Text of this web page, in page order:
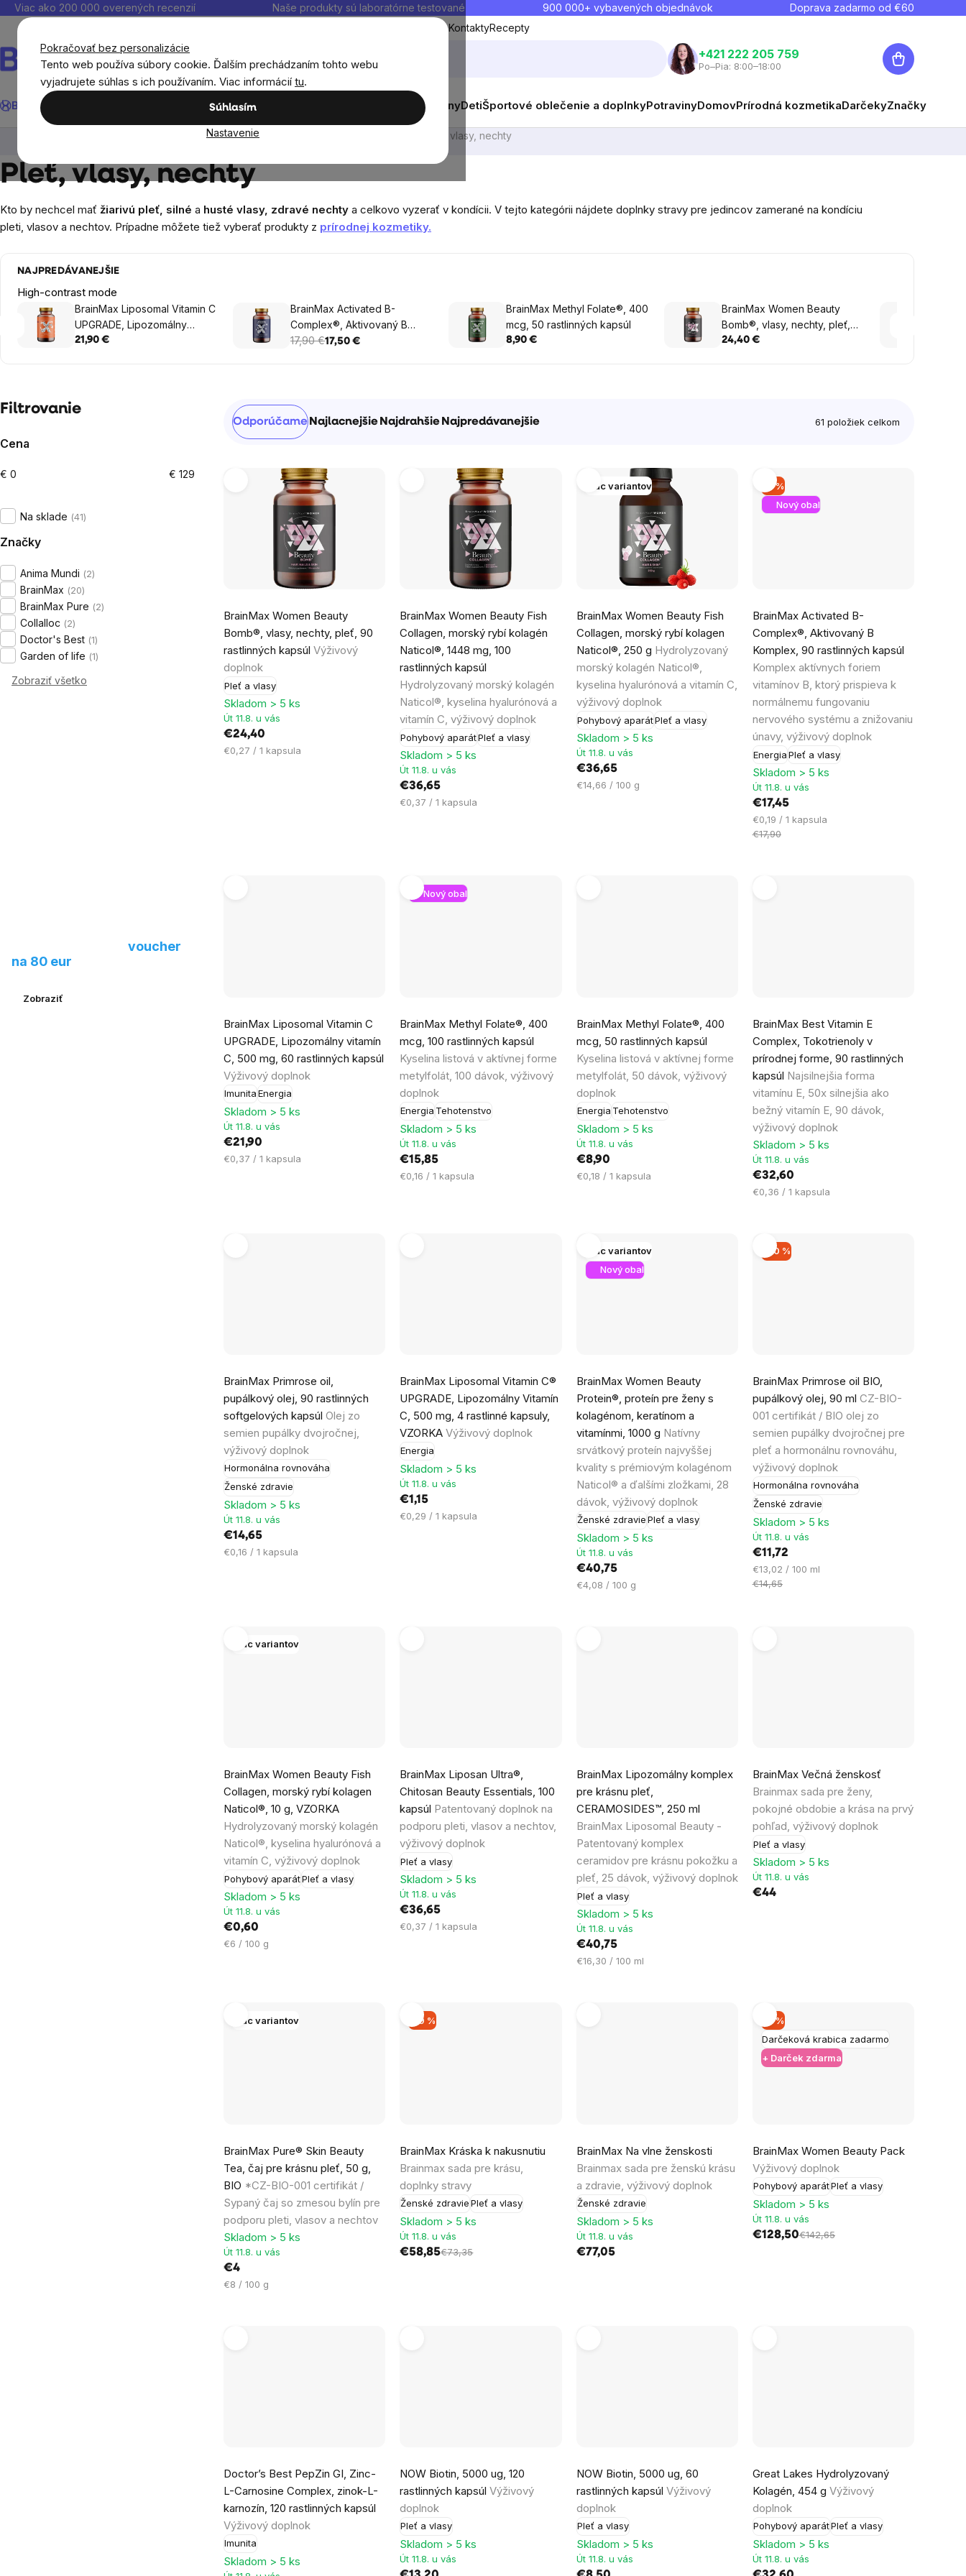
Pokračovať bez personalizácie
Tento web používa súbory cookie. Ďalším prechádzaním tohto webu
vyjadrujete súhlas s ich používaním. Viac informácií tu.
Súhlasím
Nastavenie
PrejsťViac ako 200 000 overených recenzií Naše produkty sú laboratórne testované 900 000+ vybavených objednávok Doprava zadarmo od €60
Doprava a platbaKontaktyRecepty
Hľadať
+421 222 205 759
Po–Pia: 8:00–18:00
Nákupný
košík
BrainMax® Výživové doplnky Muži ŽenyDetiŠportové oblečenie a doplnkyPotravinyDomovPrírodná kozmetikaDarčekyZnačky
Výživové doplnky podľa orgánov a častí tela Pleť, vlasy, nechty
Pleť, vlasy, nechty
Kto by nechcel mať žiarivú pleť, silné a husté vlasy, zdravé nechty a celkovo vyzerať v kondícii. V tejto kategórii nájdete doplnky stravy pre jedincov zamerané na kondíciu
pleti, vlasov a nechtov. Prípadne môžete tiež vyberať produkty z prírodnej kozmetiky.
NAJPREDÁVANEJŠIE
High-contrast mode
BrainMax Liposomal Vitamin C
UPGRADE, Lipozomálny
vitamín C, 500 mg, 60
21,90 €
BrainMax Activated B-
Complex®, Aktivovaný B
Komplex, 90 rastlinných
17,90 €17,50 €
BrainMax Methyl Folate®, 400
mcg, 50 rastlinných kapsúl
8,90 €
BrainMax Women Beauty
Bomb®, vlasy, nechty, pleť,
90 rastlinných kapsúl
24,40 €
Bočný
panel
Filtrovanie
Cena
€ 0 € 129
Na sklade 41
Značky
Anima Mundi 2
BrainMax 20
BrainMax Pure 2
Collalloc 2
Doctor's Best 1
Garden of life 1
Zobraziť všetko
voucher
na 80 eur
Zobraziť
Radenie
produktov
Odporúčame Najlacnejšie Najdrahšie Najpredávanejšie 61 položiek celkom
produktov
BrainMax Women Beauty
Bomb®, vlasy, nechty, pleť, 90
rastlinných kapsúl Výživový
doplnok
Pleť a vlasy
hodnotenie
produktu
je
5,0
z
5
hviezdičiek.
Skladom > 5 ks
Út 11.8. u vás
€24,40
Jednotková
€0,27 / 1 kapsula
BrainMax Women Beauty Fish
Collagen, morský rybí kolagén
Naticol®, 1448 mg, 100
rastlinných kapsúl
Hydrolyzovaný morský kolagén
Naticol®, kyselina hyalurónová a
vitamín C, výživový doplnok
Pohybový aparátPleť a vlasy
hodnotenie
produktu
je
4,5
z
5
hviezdičiek.
Skladom > 5 ks
Út 11.8. u vás
€36,65
Jednotková
€0,37 / 1 kapsula
Viac variantov
BrainMax Women Beauty Fish
Collagen, morský rybí kolagen
Naticol®, 250 g Hydrolyzovaný
morský kolagén Naticol®,
kyselina hyalurónová a vitamín C,
výživový doplnok
Pohybový aparátPleť a vlasy
hodnotenie
produktu
je
5,0
z
5
hviezdičiek.
Skladom > 5 ks
Út 11.8. u vás
€36,65
Jednotková
€14,66 / 100 g
Nový obal
–2 %
BrainMax Activated B-
Complex®, Aktivovaný B
Komplex, 90 rastlinných kapsúl
Komplex aktívnych foriem
vitamínov B, ktorý prispieva k
normálnemu fungovaniu
nervového systému a znižovaniu
únavy, výživový doplnok
EnergiaPleť a vlasy
hodnotenie
produktu
je
4,9
z
5
hviezdičiek.
Skladom > 5 ks
Út 11.8. u vás
€17,45
Jednotková
cena:
€0,19 / 1 kapsula
€17,90
BrainMax Liposomal Vitamin C
UPGRADE, Lipozomálny vitamín
C, 500 mg, 60 rastlinných kapsúl
Výživový doplnok
ImunitaEnergia
hodnotenie
produktu
je
5,0
z
5
hviezdičiek.
Skladom > 5 ks
Út 11.8. u vás
€21,90
Jednotková
€0,37 / 1 kapsula
Nový obal
BrainMax Methyl Folate®, 400
mcg, 100 rastlinných kapsúl
Kyselina listová v aktívnej forme
metylfolát, 100 dávok, výživový
doplnok
Energia Tehotenstvo
hodnotenie
produktu
je
5,0
z
5
hviezdičiek.
Skladom > 5 ks
Út 11.8. u vás
€15,85
Jednotková
€0,16 / 1 kapsula
BrainMax Methyl Folate®, 400
mcg, 50 rastlinných kapsúl
Kyselina listová v aktívnej forme
metylfolát, 50 dávok, výživový
doplnok
Energia Tehotenstvo
Skladom > 5 ks
Út 11.8. u vás
€8,90
Jednotková
€0,18 / 1 kapsula
BrainMax Best Vitamin E
Complex, Tokotrienoly v
prírodnej forme, 90 rastlinných
kapsúl Najsilnejšia forma
vitamínu E, 50x silnejšia ako
bežný vitamín E, 90 dávok,
výživový doplnok
hodnotenie
produktu
je
5,0
z
5
hviezdičiek.
Skladom > 5 ks
Út 11.8. u vás
€32,60
Jednotková
€0,36 / 1 kapsula
BrainMax Primrose oil,
pupálkový olej, 90 rastlinných
softgelových kapsúl Olej zo
semien pupálky dvojročnej,
výživový doplnok
Hormonálna rovnováha
Ženské zdravie
Skladom > 5 ks
Út 11.8. u vás
€14,65
Jednotková
€0,16 / 1 kapsula
BrainMax Liposomal Vitamin C®
UPGRADE, Lipozomálny Vitamín
C, 500 mg, 4 rastlinné kapsuly,
VZORKAVýživový doplnok
Energia
Skladom > 5 ks
Út 11.8. u vás
€1,15
Jednotková
€0,29 / 1 kapsula
Nový obal
Viac variantov
BrainMax Women Beauty
Protein®, proteín pre ženy s
kolagénom, keratínom a
vitamínmi, 1000 g Natívny
srvátkový proteín najvyššej
kvality s prémiovým kolagénom
Naticol® a ďalšími zložkami, 28
dávok, výživový doplnok
Ženské zdraviePleť a vlasy
hodnotenie
produktu
je
4,6
z
5
hviezdičiek.
Skladom > 5 ks
Út 11.8. u vás
€40,75
Jednotková
€4,08 / 100 g
–20 %
BrainMax Primrose oil BIO,
pupálkový olej, 90 ml CZ-BIO-
001 certifikát / BIO olej zo
semien pupálky dvojročnej pre
pleť a hormonálnu rovnováhu,
výživový doplnok
Hormonálna rovnováha
Ženské zdravie
Skladom > 5 ks
Út 11.8. u vás
€11,72
Jednotková
cena:
€13,02 / 100 ml
€14,65
Viac variantov
BrainMax Women Beauty Fish
Collagen, morský rybí kolagen
Naticol®, 10 g, VZORKA
Hydrolyzovaný morský kolagén
Naticol®, kyselina hyalurónová a
vitamín C, výživový doplnok
Pohybový aparátPleť a vlasy
Skladom > 5 ks
Út 11.8. u vás
€0,60
Jednotková
€6 / 100 g
BrainMax Liposan Ultra®,
Chitosan Beauty Essentials, 100
kapsúl Patentovaný doplnok na
podporu pleti, vlasov a nechtov,
výživový doplnok
Pleť a vlasy
Skladom > 5 ks
Út 11.8. u vás
€36,65
Jednotková
€0,37 / 1 kapsula
BrainMax Lipozomálny komplex
pre krásnu pleť,
CERAMOSIDES™, 250 ml
BrainMax Liposomal Beauty -
Patentovaný komplex
ceramidov pre krásnu pokožku a
pleť, 25 dávok, výživový doplnok
Pleť a vlasy
Skladom > 5 ks
Út 11.8. u vás
€40,75
Jednotková
€16,30 / 100 ml
BrainMax Večná ženskosť
Brainmax sada pre ženy,
pokojné obdobie a krása na prvý
pohľad, výživový doplnok
Pleť a vlasy
Skladom > 5 ks
Út 11.8. u vás
€44
Viac variantov
BrainMax Pure® Skin Beauty
Tea, čaj pre krásnu pleť, 50 g,
BIO *CZ-BIO-001 certifikát /
Sypaný čaj so zmesou bylín pre
podporu pleti, vlasov a nechtov
hodnotenie
produktu
je
5,0
z
5
hviezdičiek.
Skladom > 5 ks
Út 11.8. u vás
€4
Jednotková
€8 / 100 g
–19 %
BrainMax Kráska k nakusnutiu
Brainmax sada pre krásu,
doplnky stravy
Ženské zdravie Pleť a vlasy
Skladom > 5 ks
Út 11.8. u vás
€58,85€73,35
BrainMax Na vlne ženskosti
Brainmax sada pre ženskú krásu
a zdravie, výživový doplnok
Ženské zdravie
Skladom > 5 ks
Út 11.8. u vás
€77,05
Darčeková krabica zadarmo
+ Darček zdarma
–9 %
BrainMax Women Beauty Pack
Výživový doplnok
Pohybový aparátPleť a vlasy
hodnotenie
produktu
je
5,0
z
5
Skladom > 5 ks
Út 11.8. u vás
€128,50€142,65
Doctor’s Best PepZin GI, Zinc-
L-Carnosine Complex, zinok-L-
karnozín, 120 rastlinných kapsúl
Výživový doplnok
Imunita
Skladom > 5 ks
NOW Biotin, 5000 ug, 120
rastlinných kapsúlVýživový
doplnok
Pleť a vlasy
Skladom > 5 ks
Út 11.8. u vás
NOW Biotin, 5000 ug, 60
rastlinných kapsúl Výživový
doplnok
Pleť a vlasy
hodnotenie
produktu
je
5,0
z
5
Skladom > 5 ks
Út 11.8. u vás
Great Lakes Hydrolyzovaný
Kolagén, 454 g Výživový
doplnok
Pohybový aparátPleť a vlasy
Skladom > 5 ks
Út 11.8. u vás